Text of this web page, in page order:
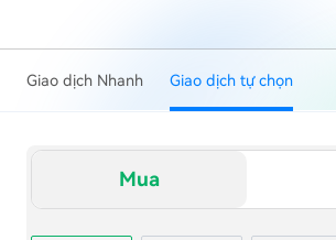
Giao dịch Nhanh Giao dịch tự chọn
Mua